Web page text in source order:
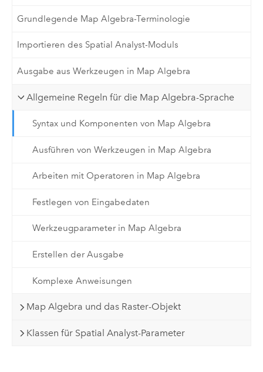
Grundlegende Map Algebra-Terminologie
Importieren des Spatial Analyst-Moduls
Ausgabe aus Werkzeugen in Map Algebra
Allgemeine Regeln für die Map Algebra-Sprache
Syntax und Komponenten von Map Algebra
Ausführen von Werkzeugen in Map Algebra
Arbeiten mit Operatoren in Map Algebra
Festlegen von Eingabedaten
Werkzeugparameter in Map Algebra
Erstellen der Ausgabe
Komplexe Anweisungen
Map Algebra und das Raster-Objekt
Klassen für Spatial Analyst-Parameter